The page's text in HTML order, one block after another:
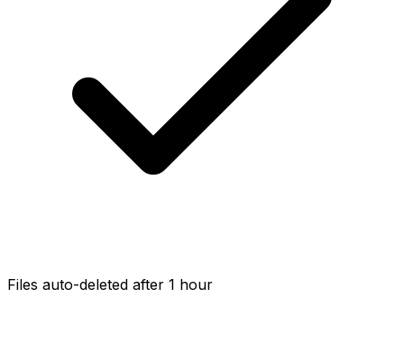
Files auto-deleted after 1 hour